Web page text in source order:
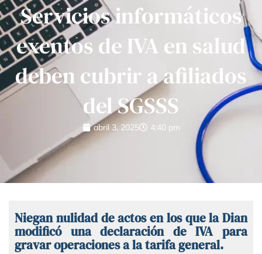
Servicios informáticos
exentos de IVA en salud
deben cubrir a afiliados
del SGSSS
abril 3, 2025 4:40 pm
Niegan nulidad de actos en los que la Dian
modificó una declaración de IVA para
gravar operaciones a la tarifa general.